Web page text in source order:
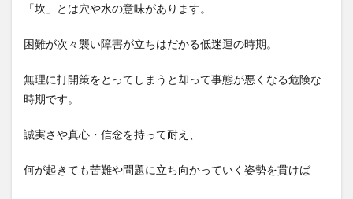
「坎」とは穴や水の意味があります。
困難が次々襲い障害が立ちはだかる低迷運の時期。
無理に打開策をとってしまうと却って事態が悪くなる危険な
時期です。
誠実さや真心・信念を持って耐え、
何が起きても苦難や問題に立ち向かっていく姿勢を貫けば